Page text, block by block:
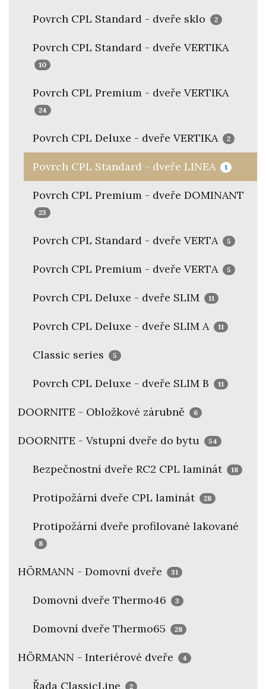
Povrch CPL Standard - dveře sklo 2
Povrch CPL Standard - dveře VERTIKA
10
Povrch CPL Premium - dveře VERTIKA
24
Povrch CPL Deluxe - dveře VERTIKA 2
Povrch CPL Standard - dveře LINEA 1
Povrch CPL Premium - dveře DOMINANT
23
Povrch CPL Standard - dveře VERTA 5
Povrch CPL Premium - dveře VERTA 5
Povrch CPL Deluxe - dveře SLIM 11
Povrch CPL Deluxe - dveře SLIM A 11
Classic series 5
Povrch CPL Deluxe - dveře SLIM B 11
DOORNITE - Obložkové zárubně 6
DOORNITE - Vstupní dveře do bytu 54
Bezpečnostní dveře RC2 CPL laminát 18
Protipožární dveře CPL laminát 28
Protipožární dveře profilované lakované
8
HÖRMANN - Domovní dveře 31
Domovní dveře Thermo46 3
Domovní dveře Thermo65 28
HÖRMANN - Interiérové dveře 4
Řada ClassicLine 2